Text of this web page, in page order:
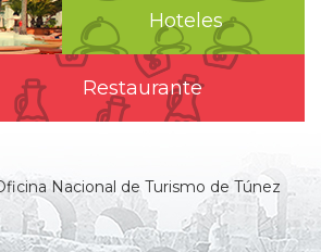
Hoteles
Restaurante
Nacional de Turismo de Túnez